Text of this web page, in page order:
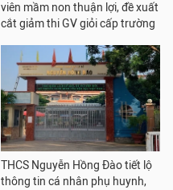
viên mầm non thuận lợi, đề xuất
cắt giảm thi GV giỏi cấp trường
THCS Nguyễn Hồng Đào tiết lộ
thông tin cá nhân phụ huynh,